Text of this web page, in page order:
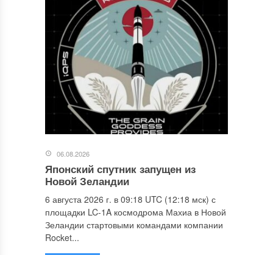
06.08.2026
Японский спутник запущен из
Новой Зеландии
6 августа 2026 г. в 09:18 UTC (12:18 мск) с
площадки LC-1A космодрома Махиа в Новой
Зеландии стартовыми командами компании
Rocket...